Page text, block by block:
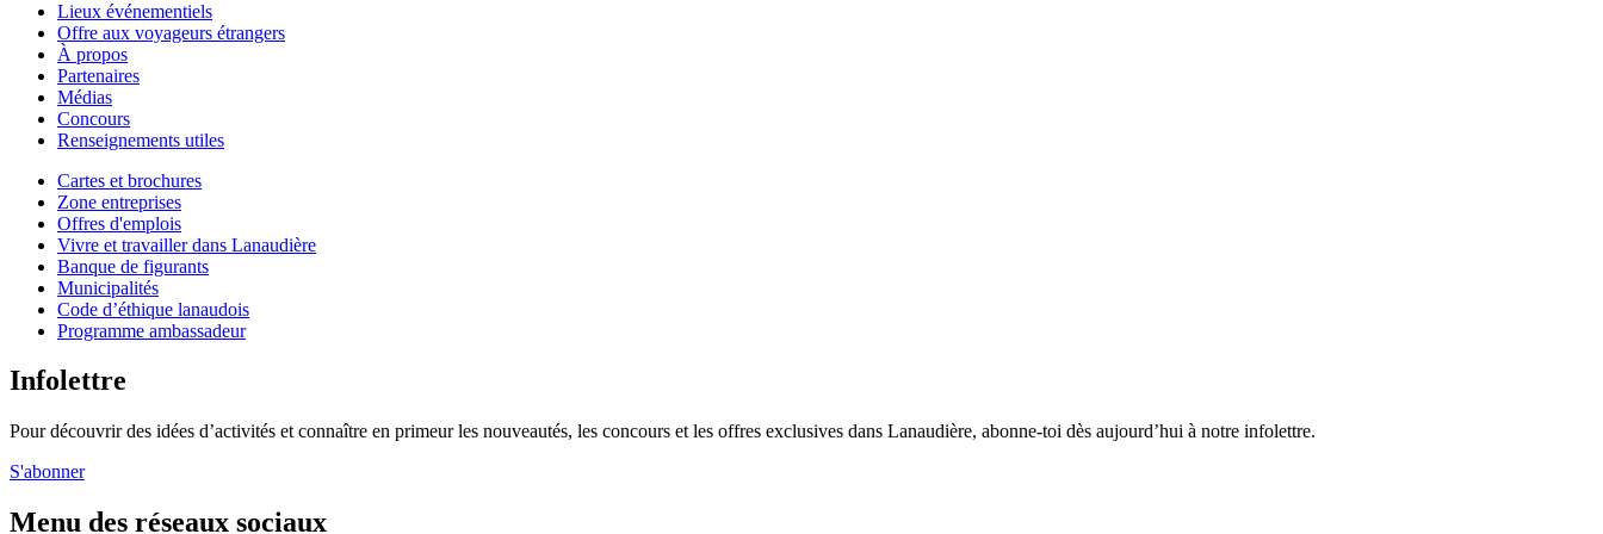
Lieux événementiels
Offre aux voyageurs étrangers
À propos
Partenaires
Médias
Concours
Renseignements utiles
Cartes et brochures
Zone entreprises
Offres d'emplois
Vivre et travailler dans Lanaudière
Banque de figurants
Municipalités
Code d’éthique lanaudois
Programme ambassadeur
Infolettre
Pour découvrir des idées d’activités et connaître en primeur les nouveautés, les concours et les offres exclusives dans Lanaudière, abonne-toi dès aujourd’hui à notre infolettre.
S'abonner
Menu des réseaux sociaux